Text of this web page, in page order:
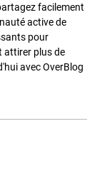
facilement
active de
pour
attirer plus de
avec OverBlog